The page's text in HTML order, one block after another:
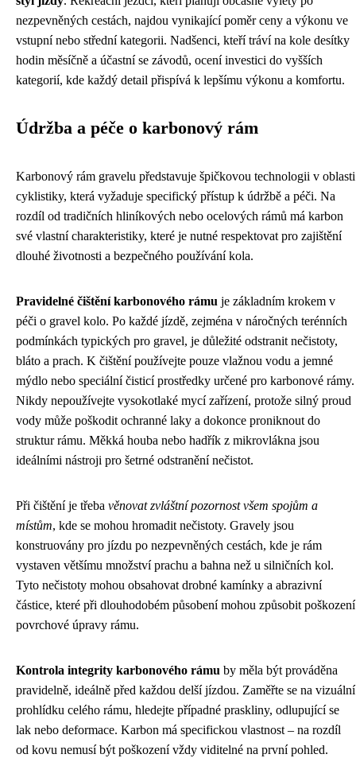
nezpevněných cestách, najdou vynikající poměr ceny a výkonu ve
vstupní nebo střední kategorii. Nadšenci, kteří tráví na kole desítky
hodin měsíčně a účastní se závodů, ocení investici do vyšších
kategorií, kde každý detail přispívá k lepšímu výkonu a komfortu.
Údržba a péče o karbonový rám
Karbonový rám gravelu představuje špičkovou technologii v oblasti
cyklistiky, která vyžaduje specifický přístup k údržbě a péči. Na
rozdíl od tradičních hliníkových nebo ocelových rámů má karbon
své vlastní charakteristiky, které je nutné respektovat pro zajištění
dlouhé životnosti a bezpečného používání kola.
Pravidelné čištění karbonového rámu je základním krokem v
péči o gravel kolo. Po každé jízdě, zejména v náročných terénních
podmínkách typických pro gravel, je důležité odstranit nečistoty,
bláto a prach. K čištění používejte pouze vlažnou vodu a jemné
mýdlo nebo speciální čisticí prostředky určené pro karbonové rámy.
Nikdy nepoužívejte vysokotlaké mycí zařízení, protože silný proud
vody může poškodit ochranné laky a dokonce proniknout do
struktur rámu. Měkká houba nebo hadřík z mikrovlákna jsou
ideálními nástroji pro šetrné odstranění nečistot.
Při čištění je třeba věnovat zvláštní pozornost všem spojům a
místům, kde se mohou hromadit nečistoty. Gravely jsou
konstruovány pro jízdu po nezpevněných cestách, kde je rám
vystaven většímu množství prachu a bahna než u silničních kol.
Tyto nečistoty mohou obsahovat drobné kamínky a abrazivní
částice, které při dlouhodobém působení mohou způsobit poškození
povrchové úpravy rámu.
Kontrola integrity karbonového rámu by měla být prováděna
pravidelně, ideálně před každou delší jízdou. Zaměřte se na vizuální
prohlídku celého rámu, hledejte případné praskliny, odlupující se
lak nebo deformace. Karbon má specifickou vlastnost – na rozdíl
od kovu nemusí být poškození vždy viditelné na první pohled.